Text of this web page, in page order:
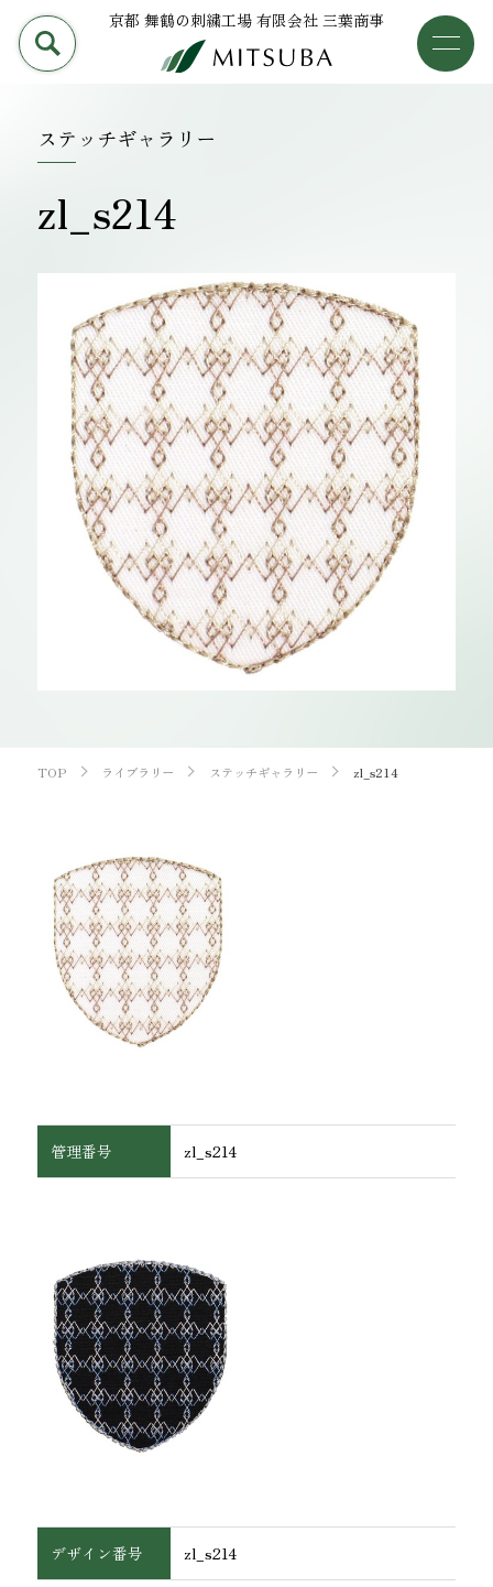
京都 舞鶴の刺繍工場 有限会社 三葉商事
三葉商事について
設備について
会社概要
採用情報
お知らせ
オンラインショップ
CONTACT お問い合わせ
個人様
PRODUCT 加工事例
OEM
製品刺繍
ワッペン・腕章
ステッチギャラリー
zl_s214
TOP ライブラリー ステッチギャラリー zl_s214
管理番号 zl_s214
デザイン番号 zl_s214